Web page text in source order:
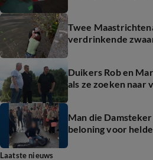
Twee
verdrinkende
Duikers Rob en
als ze zoeken naar
Man die
beloning voor
Laatste nieuws